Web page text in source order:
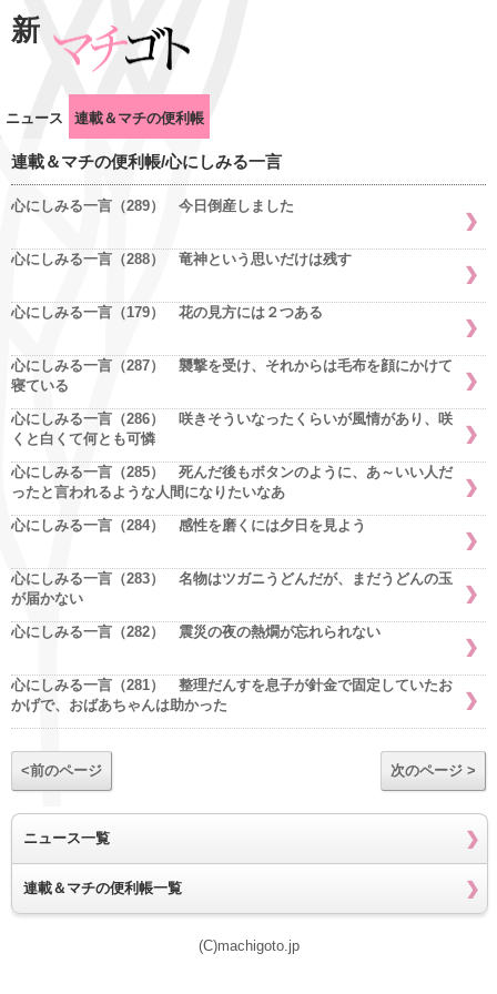
新
ニュース 連載＆マチの便利帳
連載＆マチの便利帳/心にしみる一言
心にしみる一言（289） 今日倒産しました
心にしみる一言（288） 竜神という思いだけは残す
心にしみる一言（179） 花の見方には２つある
心にしみる一言（287） 襲撃を受け、それからは毛布を顔にかけて
寝ている
心にしみる一言（286） 咲きそういなったくらいが風情があり、咲
くと白くて何とも可憐
心にしみる一言（285） 死んだ後もボタンのように、あ～いい人だ
ったと言われるような人間になりたいなあ
心にしみる一言（284） 感性を磨くには夕日を見よう
心にしみる一言（283） 名物はツガニうどんだが、まだうどんの玉
が届かない
心にしみる一言（282） 震災の夜の熱燗が忘れられない
心にしみる一言（281） 整理だんすを息子が針金で固定していたお
かげで、おばあちゃんは助かった
<前のページ 次のページ >
ニュース一覧
連載＆マチの便利帳一覧
(C)machigoto.jp